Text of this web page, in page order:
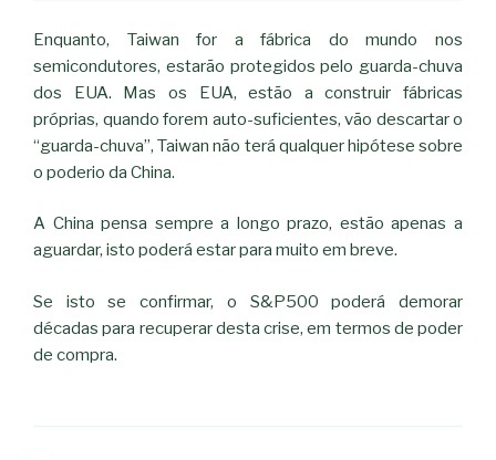
Enquanto, Taiwan for a fábrica do mundo nos
semicondutores, estarão protegidos pelo guarda-chuva
dos EUA. Mas os EUA, estão a construir fábricas
próprias, quando forem auto-suficientes, vão descartar o
“guarda-chuva”, Taiwan não terá qualquer hipótese sobre
o poderio da China.
A China pensa sempre a longo prazo, estão apenas a
aguardar, isto poderá estar para muito em breve.
Se isto se confirmar, o S&P500 poderá demorar
décadas para recuperar desta crise, em termos de poder
de compra.